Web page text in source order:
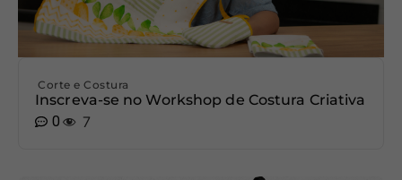
Corte e Costura
Inscreva-se no Workshop de Costura Criativa
0
7